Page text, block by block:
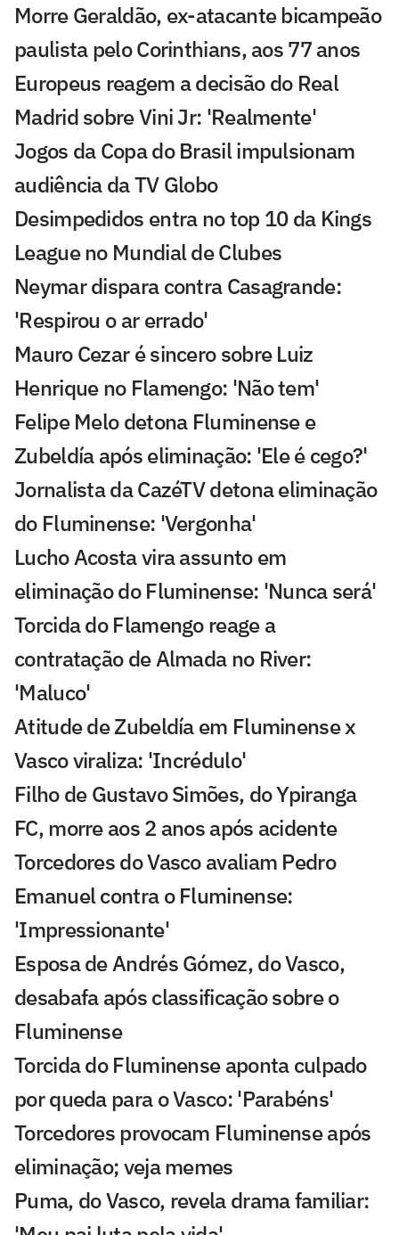
Morre Geraldão, ex-atacante bicampeão
paulista pelo Corinthians, aos 77 anos
Europeus reagem a decisão do Real
Madrid sobre Vini Jr: 'Realmente'
Jogos da Copa do Brasil impulsionam
audiência da TV Globo
Desimpedidos entra no top 10 da Kings
League no Mundial de Clubes
Neymar dispara contra Casagrande:
'Respirou o ar errado'
Mauro Cezar é sincero sobre Luiz
Henrique no Flamengo: 'Não tem'
Felipe Melo detona Fluminense e
Zubeldía após eliminação: 'Ele é cego?'
Jornalista da CazéTV detona eliminação
do Fluminense: 'Vergonha'
Lucho Acosta vira assunto em
eliminação do Fluminense: 'Nunca será'
Torcida do Flamengo reage a
contratação de Almada no River:
'Maluco'
Atitude de Zubeldía em Fluminense x
Vasco viraliza: 'Incrédulo'
Filho de Gustavo Simões, do Ypiranga
FC, morre aos 2 anos após acidente
Torcedores do Vasco avaliam Pedro
Emanuel contra o Fluminense:
'Impressionante'
Esposa de Andrés Gómez, do Vasco,
desabafa após classificação sobre o
Fluminense
Torcida do Fluminense aponta culpado
por queda para o Vasco: 'Parabéns'
Torcedores provocam Fluminense após
eliminação; veja memes
Puma, do Vasco, revela drama familiar: